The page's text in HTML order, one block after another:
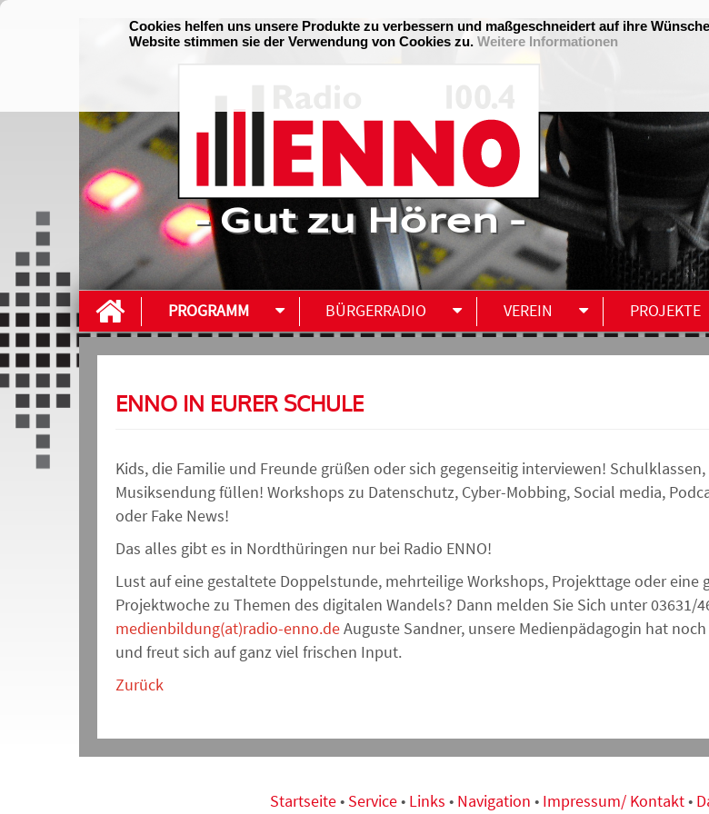
- Gut zu Hören -
PROGRAMM BÜRGERRADIO VEREIN PROJEKTE
ENNO IN EURER SCHULE
Kids, die Familie und Freunde grüßen oder sich gegenseitig interviewen!
Musiksendung füllen! Workshops zu Datenschutz, Cyber-Mobbing, Social media,
oder Fake News!
Das alles gibt es in Nordthüringen nur bei Radio ENNO!
Lust auf eine gestaltete Doppelstunde, mehrteilige Workshops, Projekttage oder eine
Projektwoche zu Themen des digitalen Wandels? Dann melden Sie Sich unter 03631/
medienbildung(at)radio-enno.deAuguste Sandner, unsere Medienpädagogin hat
und freut sich auf ganz viel frischen Input.
Zurück
Startseite• Service• Links • Navigation • Impressum/ Kontakt•